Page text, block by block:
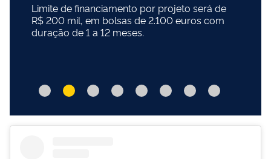
Limite de financiamento por projeto será de
R$ 200 mil, em bolsas de 2.100 euros com
duração de 1 a 12 meses.